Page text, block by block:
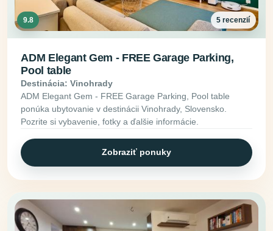
9.8 5 recenzií
ADM Elegant Gem - FREE Garage Parking,
Pool table
Destinácia: Vinohrady
ADM Elegant Gem - FREE Garage Parking, Pool table
ponúka ubytovanie v destinácii Vinohrady, Slovensko.
Pozrite si vybavenie, fotky a ďalšie informácie.
Zobraziť ponuky